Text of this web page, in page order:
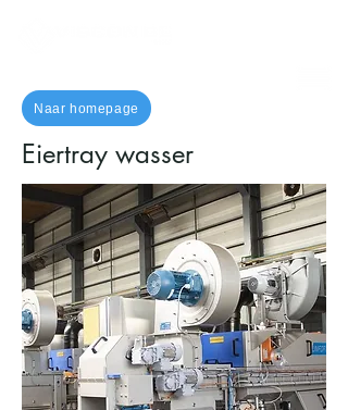
Naar homepage
Eiertray wasser